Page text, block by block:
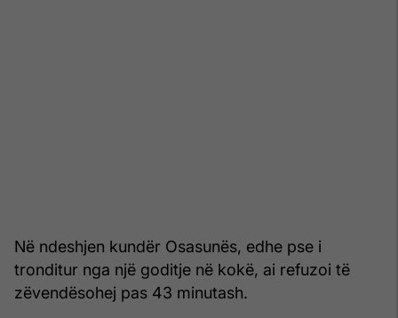
Në ndeshjen kundër Osasunës, edhe pse i
tronditur nga një goditje në kokë, ai refuzoi të
zëvendësohej pas 43 minutash.